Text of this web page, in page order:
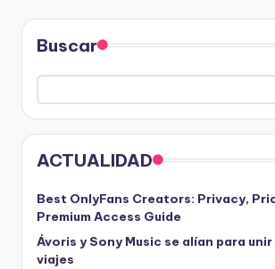
Buscar
ACTUALIDAD
Best OnlyFans Creators: Privacy,
Premium Access Guide
Ávoris y Sony Music se alían para unir
viajes